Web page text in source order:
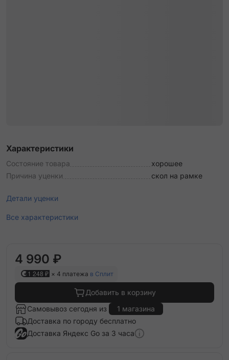
Характеристики
Состояние товара
хорошее
Причина уценки
скол на рамке
Детали уценки
Все характеристики
4 990 ₽
1 248 ₽ × 4 платежа в Сплит
Добавить в корзину
Самовывоз сегодня из
1 магазина
Доставка по городу бесплатно
Доставка Яндекс Go за 3 часа